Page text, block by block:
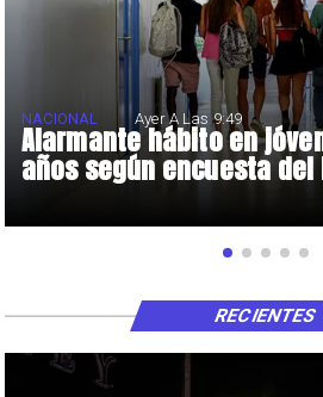
Alarmante hábito en
años según encuesta
NACIONAL Ayer A Las 9:49
RECIENTES